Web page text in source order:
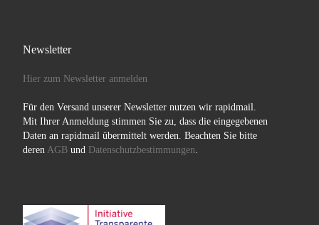
Newsletter
Hier zum Newsletter anmelden
Für den Versand unserer Newsletter nutzen wir rapidmail.
Mit Ihrer Anmeldung stimmen Sie zu, dass die eingegebenen
Daten an rapidmail übermittelt werden. Beachten Sie bitte
deren AGBund Datenschutzbestimmungen